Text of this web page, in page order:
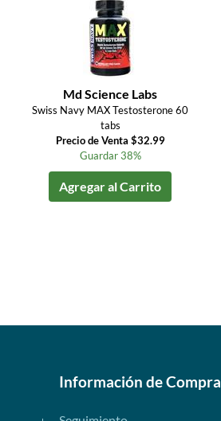
Md Science Labs
Swiss Navy MAX Testosterone 60
tabs
Precio de Venta $32.99
Guardar 38%
Agregar al Carrito
Información de Compra